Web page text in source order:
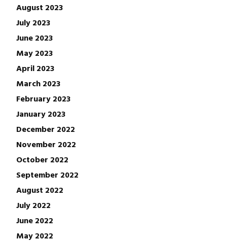
August 2023
July 2023
June 2023
May 2023
April 2023
March 2023
February 2023
January 2023
December 2022
November 2022
October 2022
September 2022
August 2022
July 2022
June 2022
May 2022